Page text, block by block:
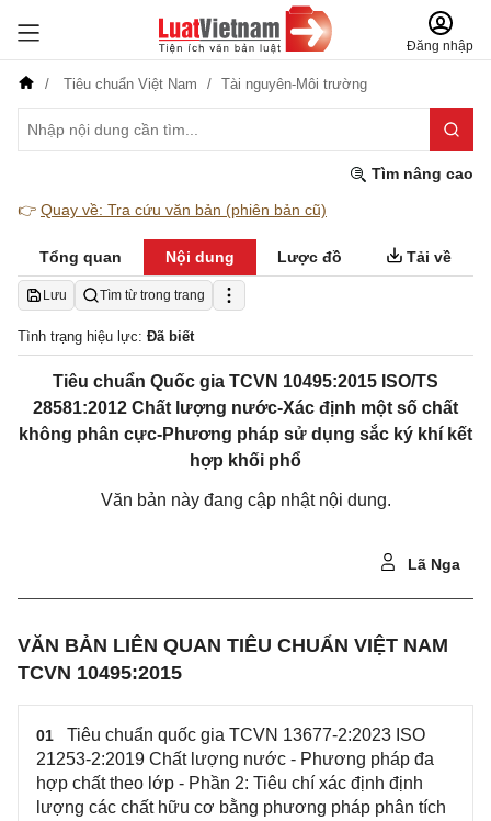
Đăng nhập
Tiêu chuẩn Việt Nam Tài nguyên-Môi trường
Tìm nâng cao
👉 Quay về: Tra cứu văn bản (phiên bản cũ)
Tổng quan Nội dung Lược đồ Tải về
Lưu Tìm từ trong trang
Tình trạng hiệu lực: Đã biết
Tiêu chuẩn Quốc gia TCVN 10495:2015 ISO/TS
28581:2012 Chất lượng nước-Xác định một số chất
không phân cực-Phương pháp sử dụng sắc ký khí kết
hợp khối phổ
Văn bản này đang cập nhật nội dung.
Lã Nga
VĂN BẢN LIÊN QUAN TIÊU CHUẨN VIỆT NAM
TCVN 10495:2015
01
Tiêu chuẩn quốc gia TCVN 13677-2:2023 ISO
21253-2:2019 Chất lượng nước - Phương pháp đa
hợp chất theo lớp - Phần 2: Tiêu chí xác định định
lượng các chất hữu cơ bằng phương pháp phân tích